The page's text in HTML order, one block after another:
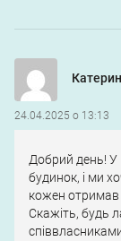
24.04.2025 о 13:13
Добрий день! У
будинок, і ми
кожен отримав
Скажіть, будь